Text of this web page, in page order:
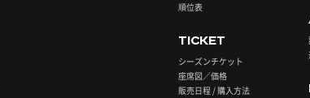
順位表
TICKET
シーズンチケット
座席図／価格
販売日程 / 購入方法